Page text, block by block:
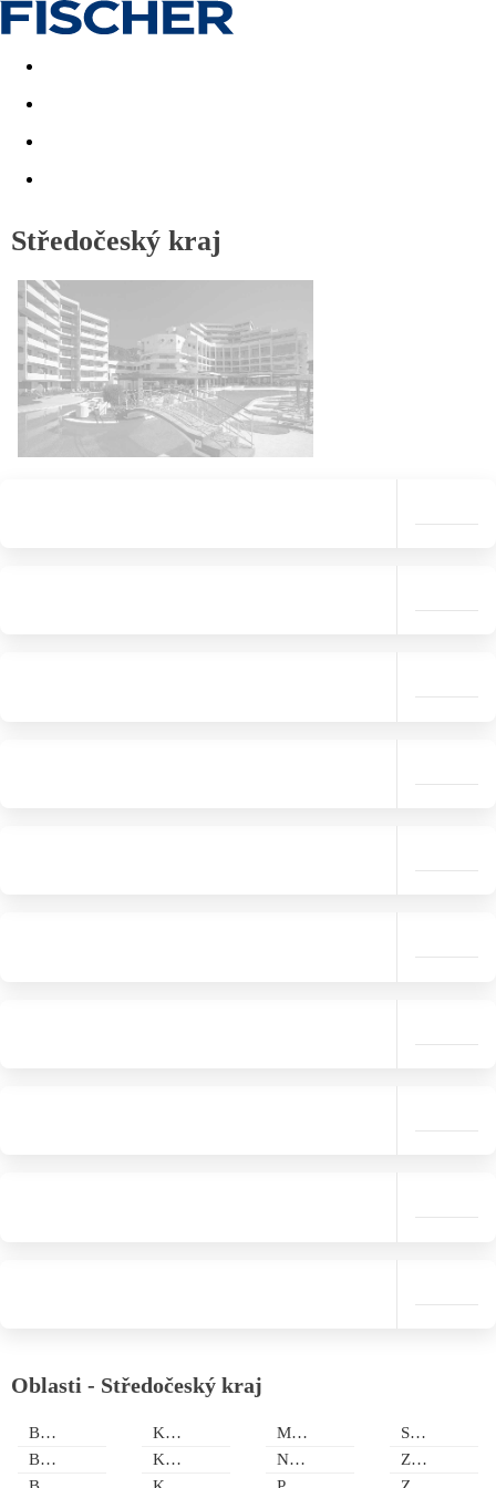
Akční nabídky Last minute
Středočeský kraj
Oblasti - Středočeský kraj
Bělá pod Bezdězem
Benešov
Kněžmost
Kokořín
Mnichovo Hradiště
Nymburk
Sedlec-Prčice
Zdiby